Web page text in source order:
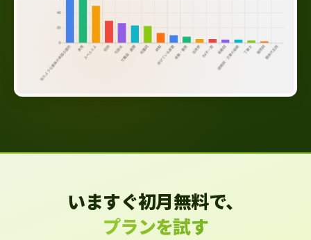
いますぐ初月無料で、
プランを試す